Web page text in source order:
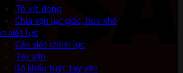
Tô vít đóng
Chìa vặn lục giác, hoa khế
siết lực
Cần siết chỉnh lực
Tay vặn
Bộ khẩu tuýt tay vặn